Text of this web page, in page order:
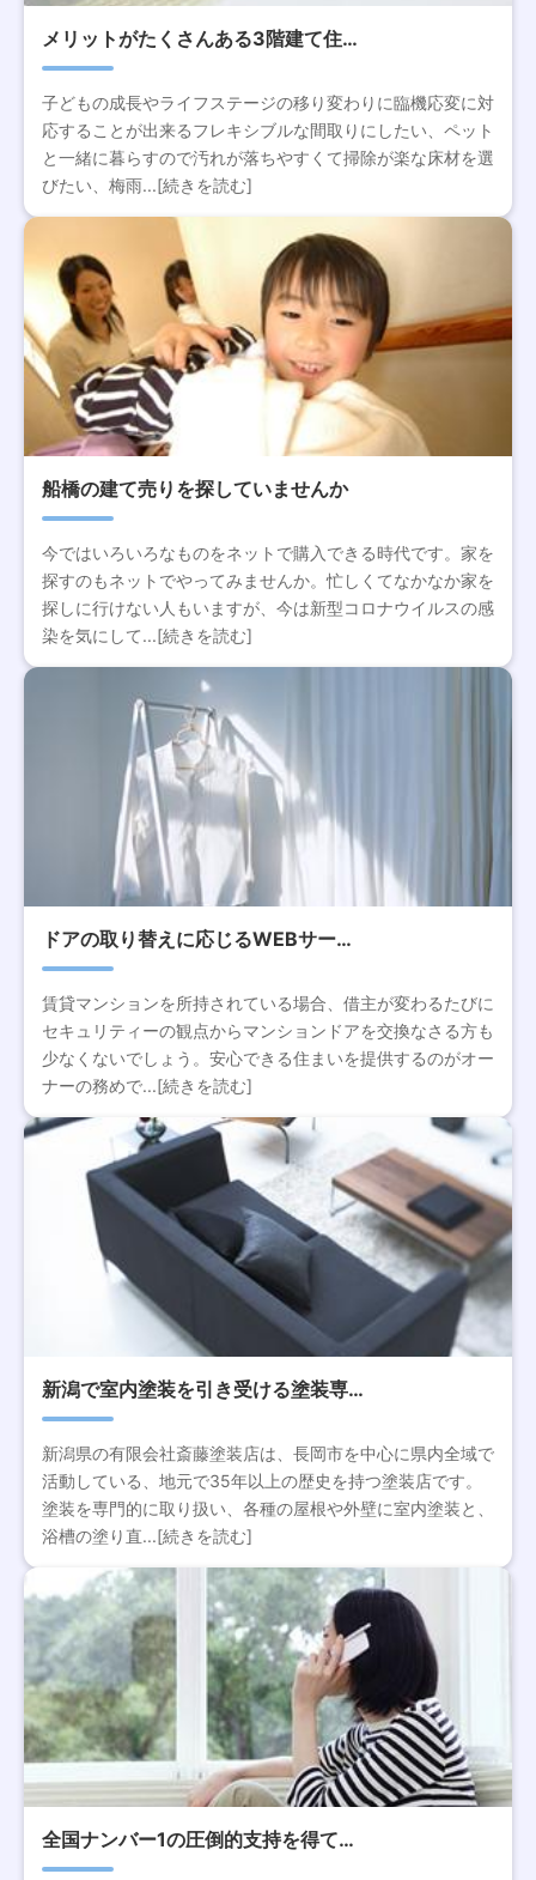
メリットがたくさんある3階建て住…
子どもの成長やライフステージの移り変わりに臨機応変に対
応することが出来るフレキシブルな間取りにしたい、ペット
と一緒に暮らすので汚れが落ちやすくて掃除が楽な床材を選
びたい、梅雨...[続きを読む]
船橋の建て売りを探していませんか
今ではいろいろなものをネットで購入できる時代です。家を
探すのもネットでやってみませんか。忙しくてなかなか家を
探しに行けない人もいますが、今は新型コロナウイルスの感
染を気にして...[続きを読む]
ドアの取り替えに応じるWEBサー…
賃貸マンションを所持されている場合、借主が変わるたびに
セキュリティーの観点からマンションドアを交換なさる方も
少なくないでしょう。安心できる住まいを提供するのがオー
ナーの務めで...[続きを読む]
新潟で室内塗装を引き受ける塗装専…
新潟県の有限会社斎藤塗装店は、長岡市を中心に県内全域で
活動している、地元で35年以上の歴史を持つ塗装店です。
塗装を専門的に取り扱い、各種の屋根や外壁に室内塗装と、
浴槽の塗り直...[続きを読む]
全国ナンバー1の圧倒的支持を得て…